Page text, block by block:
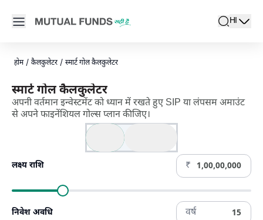
Open main menu
search
Locale
HI
active
होम / कैलकुलेटर / स्मार्ट गोल कैलकुलेटर
स्मार्ट गोल कैलकुलेटर
अपनी वर्तमान इन्वेस्टमेंट को ध्यान में रखते हुए SIP या लंपसम अमाउंट
से अपने फाइनेंशियल गोल्स प्लान कीजिए।
लक्ष्य राशि ₹
निवेश अवधि वर्ष